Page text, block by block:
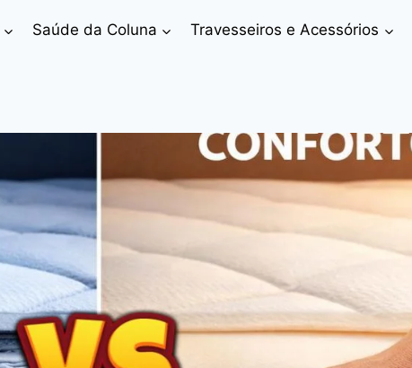
Saúde da Coluna Travesseiros e Acessórios